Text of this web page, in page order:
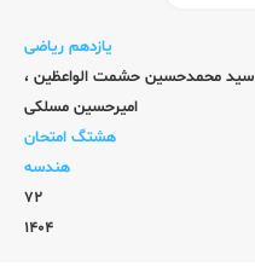
یازدهم ریاضی
سید محمدحسین حشمت الواعظین ،
امیرحسین مسلکی
هشتگ امتحان
هندسه
72
1404